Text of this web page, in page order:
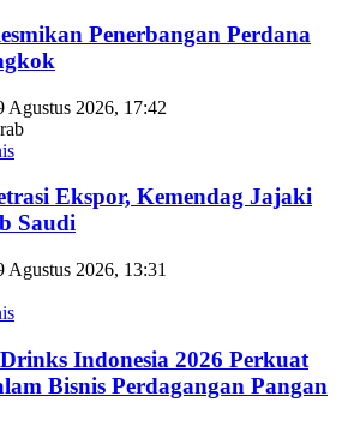
Penerbangan Perdana
Agustus 2026, 17:42
Ekspor, Kemendag Jajaki
Saudi
Agustus 2026, 13:31
Indonesia 2026 Perkuat
Bisnis Perdagangan Pangan